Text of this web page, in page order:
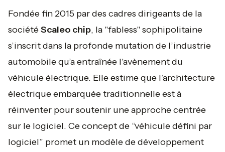
Fondée fin 2015 par des cadres dirigeants de la
sociétéScaleo chip, la "fabless" sophipolitaine
s’inscrit dans la profonde mutation de l’industrie
automobile qu’a entraînée l'avènement du
véhicule électrique. Elle estime que l’architecture
électrique embarquée traditionnelle est à
réinventer pour soutenir une approche centrée
sur le logiciel. Ce concept de “véhicule défini par
logiciel” promet un modèle de développement